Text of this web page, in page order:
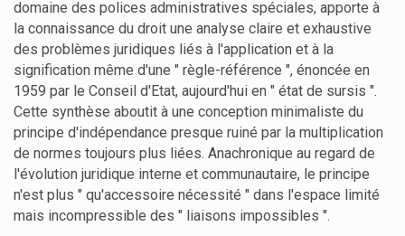
domaine des polices administratives spéciales, apporte à
la connaissance du droit une analyse claire et exhaustive
des problèmes juridiques liés à l'application et à la
signification même d'une " règle-référence ", énoncée en
1959 par le Conseil d'Etat, aujourd'hui en " état de sursis ".
Cette synthèse aboutit à une conception minimaliste du
principe d'indépendance presque ruiné par la multiplication
de normes toujours plus liées. Anachronique au regard de
l'évolution juridique interne et communautaire, le principe
n'est plus " qu'accessoire nécessité " dans l'espace limité
mais incompressible des " liaisons impossibles ".